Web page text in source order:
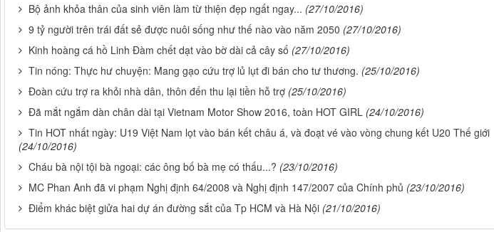
Bộ ảnh khỏa thân của sinh viên làm từ thiện đẹp ngất ngay... (27/10/2016)
9 tỷ người trên trái đất sẻ được nuôi sống như thế nào vào năm 2050 (27/10/2016)
Kinh hoàng cá hồ Linh Đàm chết dạt vào bờ dài cả cây số (27/10/2016)
Tin nóng: Thực hư chuyện: Mang gạo cứu trợ lủ lụt đi bán cho tư thương. (25/10/2016)
Đoàn cứu trợ ra khỏi nhà dân, thôn đến thu lại tiền hỗ trợ (25/10/2016)
Đã mắt ngắm dàn chân dài tại Vietnam Motor Show 2016, toàn HOT GIRL (24/10/2016)
Tin HOT nhất ngày: U19 Việt Nam lọt vào bán kết châu á, và đoạt vé vào vòng chung kết U20 Thế giới
(24/10/2016)
Cháu bà nội tội bà ngoại: các ông bố bà mẹ có thấu...? (23/10/2016)
MC Phan Anh đã vi phạm Nghị định 64/2008 và Nghị định 147/2007 của Chính phủ (23/10/2016)
Điểm khác biệt giửa hai dự án đường sắt của Tp HCM và Hà Nội (21/10/2016)